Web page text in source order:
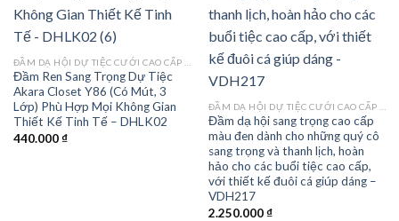
Add to
Đầm Ren Sang Trọng Dự Tiệc
Akara Closet Y86 (Có Mút, 3
Lớp) Phù Hợp Mọi Không Gian
Thiết Kế Tinh Tế – DHLK02
440.000₫
Add to
Đầm dạ hội sang trọng cao cấp
màu đen dành cho những quý cô
sang trọng và thanh lịch, hoàn
hảo cho các buổi tiệc cao cấp,
với thiết kế đuôi cá giúp dáng –
VDH217
2.250.000₫